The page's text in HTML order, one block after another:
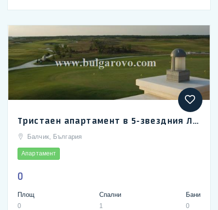
Тристаен апартамент в 5-звездния Лайтхаус Голф & Спа комплекс край Балчик
Балчик, България
Апартамент
0
Площ
0
Спални
1
Бани
0